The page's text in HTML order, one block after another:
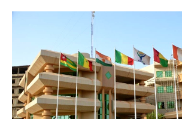
Economic
and
Monetary
Union